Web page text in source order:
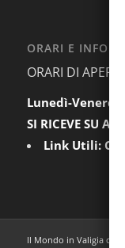
ORARI E
ORARI DI
Lunedì-Venerdì:
SI RICEVE SU
Link Utili:
Il Mondo in Valigia di